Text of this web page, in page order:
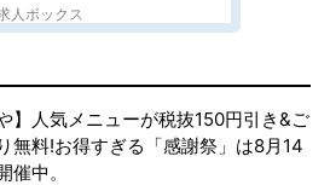
人ボックス
】人気メニューが税抜150円引き&ご
無料!お得すぎる「感謝祭」は8月14
催中。